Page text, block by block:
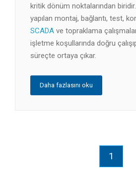
kritik dönüm noktalarından
yapılan montaj, bağlantı, test,
SCADA ve topraklama
işletme koşullarında doğru
süreçte ortaya çıkar.
Daha fazlasını oku
1